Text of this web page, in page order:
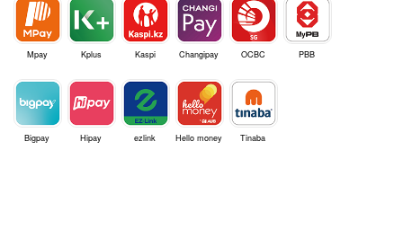
Mpay Kplus Kaspi Changipay OCBC PBB
Bigpay Hipay ezlink Hello money Tinaba